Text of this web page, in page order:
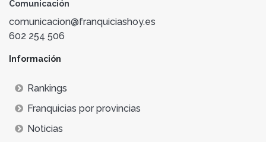
Comunicación
comunicacion@franquiciashoy.es
602 254 506
Información
Rankings
Franquicias por provincias
Noticias